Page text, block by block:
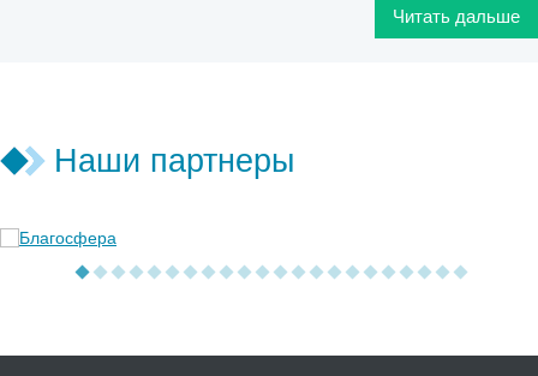
Читать дальше
Наши партнеры